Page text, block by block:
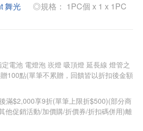
舞光
◎規格： 1PC個 x 1 x 1PC
電池 電燈泡 崁燈 吸頂燈 延長線 燈管之
100點(單筆不累贈，回饋皆以折扣後金額
滿$2,000享9折(單筆上限折$500)(部分商
他促銷活動/加價購/折價券/折扣碼併用)離